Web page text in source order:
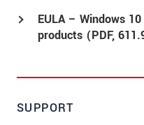
EULA – Windows
products (PDF,
SUPPORT